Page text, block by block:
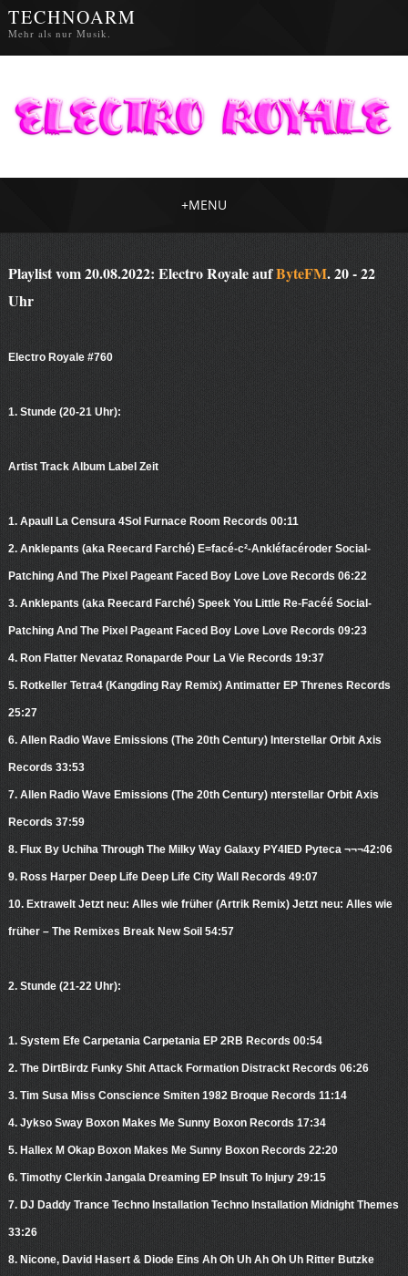
TECHNOARM
Mehr als nur Musik.
+MENU
Playlist vom 20.08.2022: Electro Royale aufByteFM. 20 - 22
Uhr
Electro Royale #760
1. Stunde (20-21 Uhr):
Artist Track Album Label Zeit
1. Apaull La Censura 4Sol Furnace Room Records 00:11
2. Anklepants (aka Reecard Farché) E=facé-c²-Ankléfacéroder Social-
Patching And The Pixel Pageant Faced Boy Love Love Records 06:22
3. Anklepants (aka Reecard Farché) Speek You Little Re-Facéé Social-
Patching And The Pixel Pageant Faced Boy Love Love Records 09:23
4. Ron Flatter Nevataz Ronaparde Pour La Vie Records 19:37
5. Rotkeller Tetra4 (Kangding Ray Remix) Antimatter EP Threnes Records
25:27
6. Allen Radio Wave Emissions (The 20th Century) Interstellar Orbit Axis
Records 33:53
7. Allen Radio Wave Emissions (The 20th Century) nterstellar Orbit Axis
Records 37:59
8. Flux By Uchiha Through The Milky Way Galaxy PY4IED Pyteca ¬¬¬42:06
9. Ross Harper Deep Life Deep Life City Wall Records 49:07
10. Extrawelt Jetzt neu: Alles wie früher (Artrik Remix) Jetzt neu: Alles wie
früher – The Remixes Break New Soil 54:57
2. Stunde (21-22 Uhr):
1. System Efe Carpetania Carpetania EP 2RB Records 00:54
2. The DirtBirdz Funky Shit Attack Formation Distrackt Records 06:26
3. Tim Susa Miss Conscience Smiten 1982 Broque Records 11:14
4. Jykso Sway Boxon Makes Me Sunny Boxon Records 17:34
5. Hallex M Okap Boxon Makes Me Sunny Boxon Records 22:20
6. Timothy Clerkin Jangala Dreaming EP Insult To Injury 29:15
7. DJ Daddy Trance Techno Installation Techno Installation Midnight Themes
33:26
8. Nicone, David Hasert & Diode Eins Ah Oh Uh Ah Oh Uh Ritter Butzke